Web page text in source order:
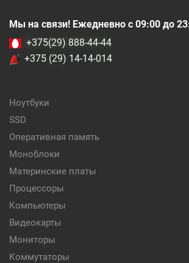
Мы на связи! Ежедневно с 09:00 до
+375(29) 888-44-44
+375 (29) 14-14-014
Ноутбуки
SSD
Оперативная память
Моноблоки
Материнские платы
Процессоры
Компьютеры
Видеокарты
Мониторы
Коммутаторы